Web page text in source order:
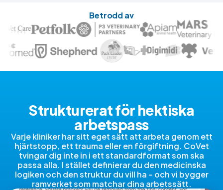
Betrodd av
Strukturerat för hektiska
arbetspass
Varje kliniker har sitt eget sätt att arbeta genom ett
hjärtstopp, ett trauma eller en förgiftning. CoVet
tvingar dig inte in i ett standardformat som ska
passa alla. I stället definierar du den medicinska
logiken och den struktur du vill ha – och vi bygger
ramverket som matchar dina arbetssätt.